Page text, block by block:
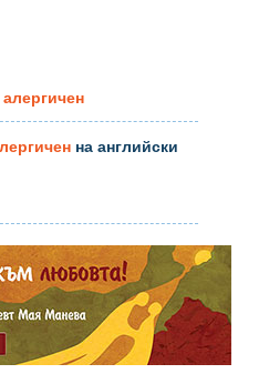
алергичен
на английски